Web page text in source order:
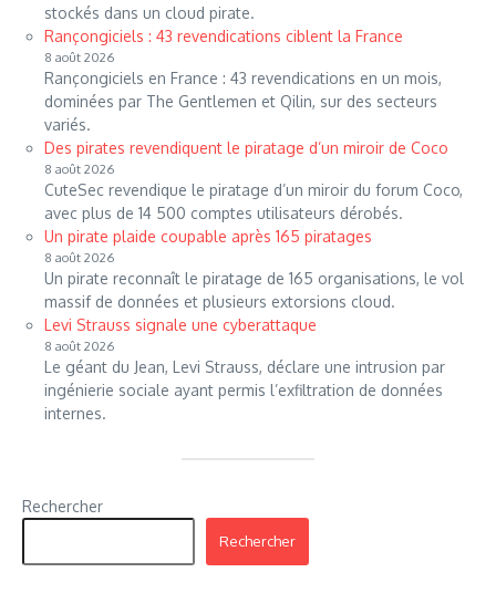
stockés dans un cloud pirate.
Rançongiciels : 43 revendications ciblent la France
8 août 2026
Rançongiciels en France : 43 revendications en un mois,
dominées par The Gentlemen et Qilin, sur des secteurs
variés.
Des pirates revendiquent le piratage d’un miroir de Coco
8 août 2026
CuteSec revendique le piratage d’un miroir du forum Coco,
avec plus de 14 500 comptes utilisateurs dérobés.
Un pirate plaide coupable après 165 piratages
8 août 2026
Un pirate reconnaît le piratage de 165 organisations, le vol
massif de données et plusieurs extorsions cloud.
Levi Strauss signale une cyberattaque
8 août 2026
Le géant du Jean, Levi Strauss, déclare une intrusion par
ingénierie sociale ayant permis l’exfiltration de données
internes.
Rechercher
Rechercher